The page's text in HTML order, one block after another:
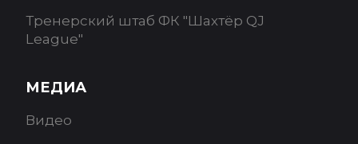
Тренерский штаб ФК "Шахтёр QJ
League"
МЕДИА
Видео